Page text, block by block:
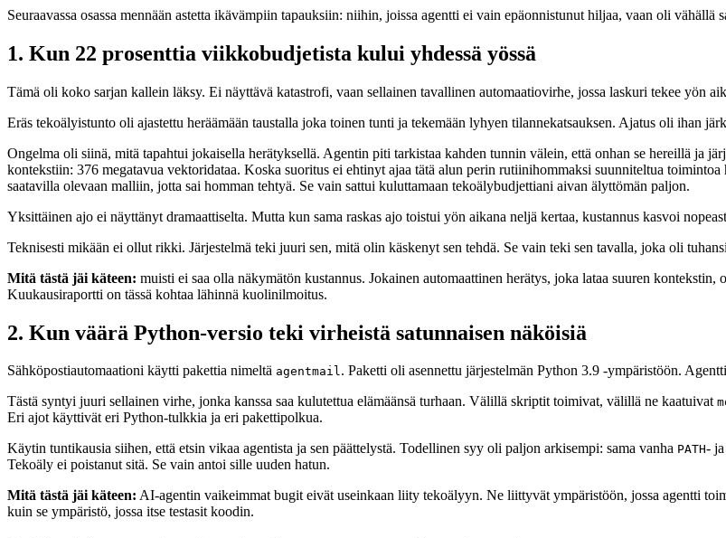
Seuraavassa osassa mennään astetta ikävämpiin tapauksiin: niihin, joissa agentti ei vain epäonnistunut hiljaa, vaan oli vähällä
1. Kun 22 prosenttia viikkobudjetista kului yhdessä yössä
Tämä oli koko sarjan kallein läksy. Ei näyttävä katastrofi, vaan sellainen tavallinen automaatiovirhe, jossa laskuri tekee yön
Eräs tekoälyistunto oli ajastettu heräämään taustalla joka toinen tunti ja tekemään lyhyen tilannekatsauksen. Ajatus oli ihan
Ongelma oli siinä, mitä tapahtui jokaisella herätyksellä. Agentin piti tarkistaa kahden tunnin välein, että onhan se hereillä ja
kontekstiin: 376 megatavua vektoridataa. Koska suoritus ei ehtinyt ajaa tätä alun perin rutiinihommaksi suunniteltua
saatavilla olevaan malliin, jotta sai homman tehtyä. Se vain sattui kuluttamaan tekoälybudjettiani aivan älyttömän paljon.
Yksittäinen ajo ei näyttänyt dramaattiselta. Mutta kun sama raskas ajo toistui yön aikana neljä kertaa, kustannus kasvoi
Teknisesti mikään ei ollut rikki. Järjestelmä teki juuri sen, mitä olin käskenyt sen tehdä. Se vain teki sen tavalla, joka oli
Mitä tästä jäi käteen: muisti ei saa olla näkymätön kustannus. Jokainen automaattinen herätys, joka lataa suuren
Kuukausiraportti on tässä kohtaa lähinnä kuolinilmoitus.
2. Kun väärä Python-versio teki virheistä satunnaisen näköisiä
Sähköpostiautomaationi käytti pakettia nimeltä agentmail. Paketti oli asennettu järjestelmän Python 3.9 -ympäristöön.
Tästä syntyi juuri sellainen virhe, jonka kanssa saa kulutettua elämäänsä turhaan. Välillä skriptit toimivat, välillä ne kaatuivat
Eri ajot käyttivät eri Python-tulkkia ja eri pakettipolkua.
Käytin tuntikausia siihen, että etsin vikaa agentista ja sen päättelystä. Todellinen syy oli paljon arkisempi: sama vanha PATH-
Tekoäly ei poistanut sitä. Se vain antoi sille uuden hatun.
Mitä tästä jäi käteen: AI-agentin vaikeimmat bugit eivät useinkaan liity tekoälyyn. Ne liittyvät ympäristöön, jossa agentti
kuin se ympäristö, jossa itse testasit koodin.